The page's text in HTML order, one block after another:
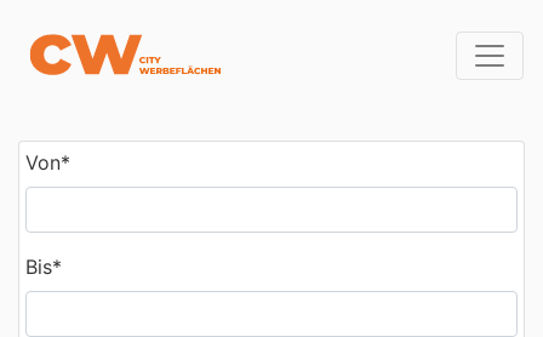
Von*
Bis*